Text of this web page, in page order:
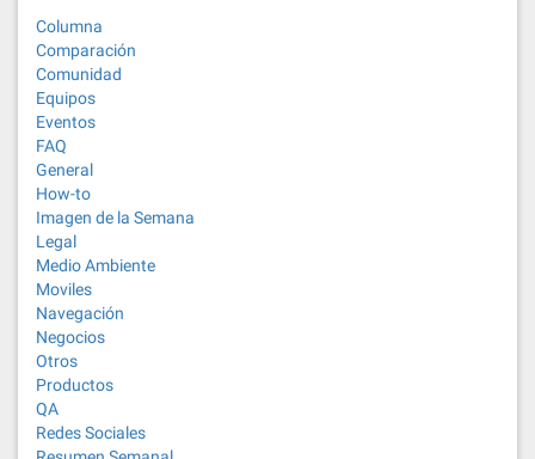
Columna
Comparación
Comunidad
Equipos
Eventos
FAQ
General
How-to
Imagen de la Semana
Legal
Medio Ambiente
Moviles
Navegación
Negocios
Otros
Productos
QA
Redes Sociales